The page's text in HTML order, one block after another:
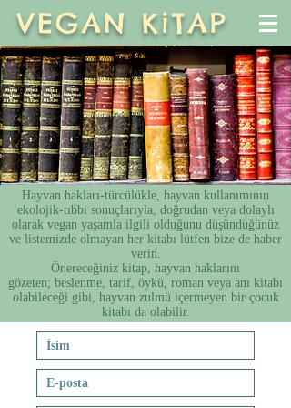
VEGAN KiTAP
Hayvan hakları-türcülükle, hayvan kullanımının
ekolojik-tıbbi sonuçlarıyla, doğrudan veya dolaylı
olarak vegan yaşamla ilgili olduğunu düşündüğünüz
ve listemizde olmayan her kitabı lütfen bize de haber
verin.
Önereceğiniz kitap, hayvan haklarını
gözeten; beslenme, tarif, öykü, roman veya anı kitabı
olabileceği gibi, hayvan zulmü içermeyen bir çocuk
kitabı da olabilir.